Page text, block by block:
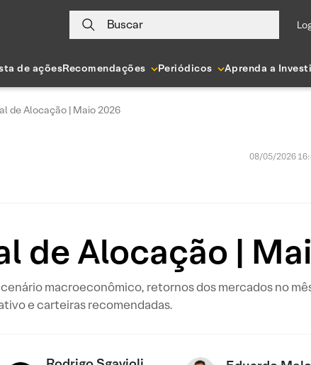
Buscar
de açõesRecomendações Periódicos Aprenda a
de Alocação | Maio 2026
08/05/2026
de Alocação |
macroeconômico, retornos dos mercados no
e carteiras recomendadas.